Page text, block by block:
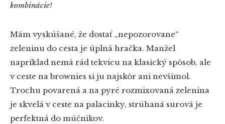
kombinácie!
Mám vyskúšané, že dostať „nepozorovane“
zeleninu do cesta je úplná hračka. Manžel
napríklad nemá rád tekvicu na klasický spôsob, ale
v ceste na brownies si ju najskôr ani nevšimol.
Trochu povarená a na pyré rozmixovaná zelenina
je skvelá v ceste na palacinky, strúhaná surová je
perfektná do múčnikov.